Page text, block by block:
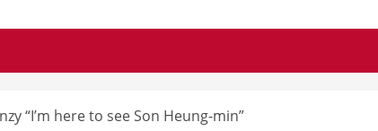
“I’m here to see Son Heung-min”